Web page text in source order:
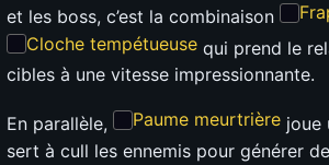
et les boss, c’est la combinaison
Cloche tempétueuse qui prend le
cibles à une vitesse impressionnante.
En parallèle, Paume meurtrière joue
sert à cull les ennemis pour générer